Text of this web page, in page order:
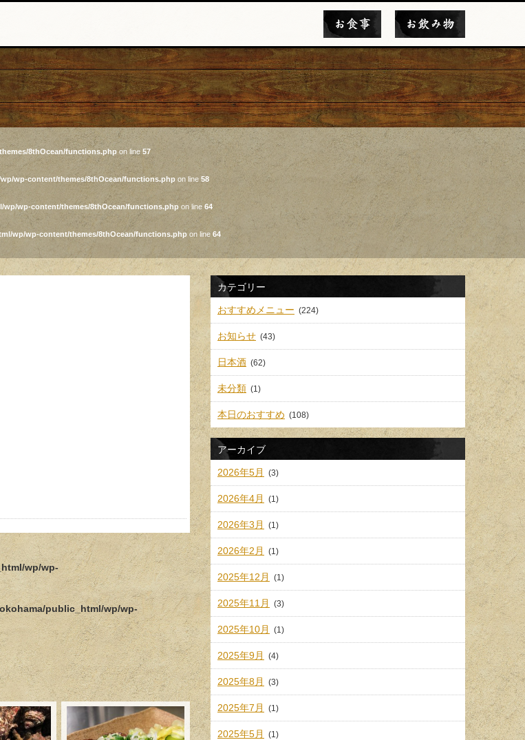
お食事 お飲み物
8thOcean/functions.phpon line57
wp-content/themes/8thOcean/functions.php on line 58
wp-content/themes/8thOcean/functions.php on line 64
wp/wp-content/themes/8thOcean/functions.php on line 64
wp/wp-
public_html/wp/wp-
カテゴリー
おすすめメニュー (224)
お知らせ (43)
日本酒 (62)
未分類 (1)
本日のおすすめ (108)
アーカイブ
2026年5月 (3)
2026年4月 (1)
2026年3月 (1)
2026年2月 (1)
2025年12月 (1)
2025年11月 (3)
2025年10月 (1)
2025年9月 (4)
2025年8月 (3)
2025年7月 (1)
2025年5月 (1)